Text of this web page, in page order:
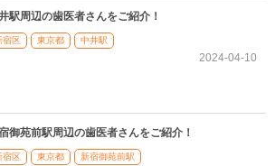
駅周辺の歯医者さんをご紹介！
宿区 東京都 中井駅
2024-04-10
御苑前駅周辺の歯医者さんをご紹介！
宿区 東京都 新宿御苑前駅